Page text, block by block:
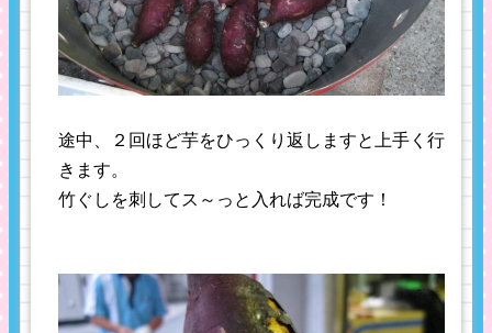
途中、２回ほど芋をひっくり返しますと上手く行
きます。
竹ぐしを刺してス～っと入れば完成です！